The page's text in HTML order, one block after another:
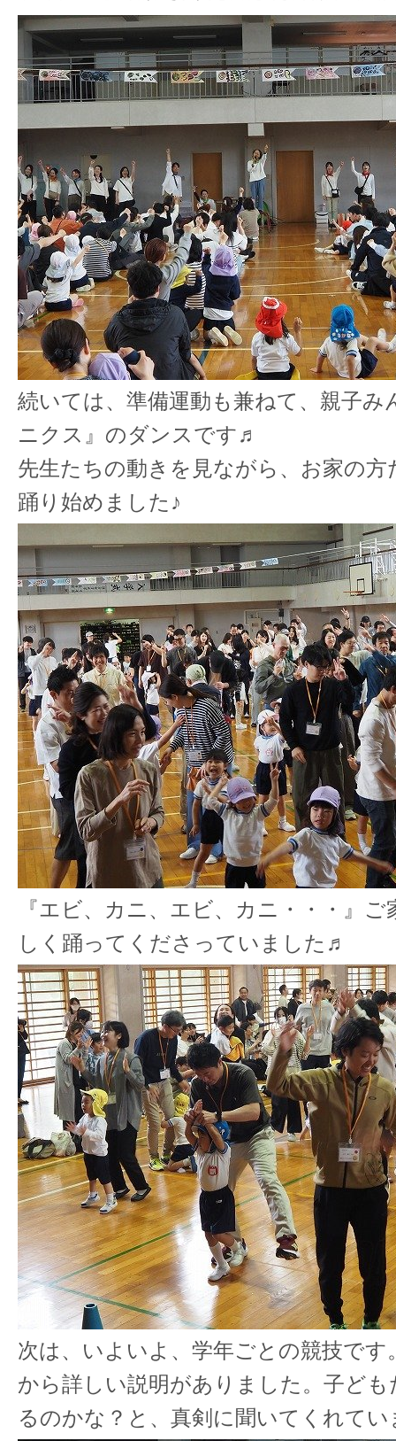
続いては、準備運動も兼ねて、親子み
ニクス』のダンスです♬
先生たちの動きを見ながら、お家の方
踊り始めました♪
『エビ、カニ、エビ、カニ・・・』
しく踊ってくださっていました♬
次は、いよいよ、学年ごとの競技です
から詳しい説明がありました。子ど
るのかな？と、真剣に聞いてくれてい